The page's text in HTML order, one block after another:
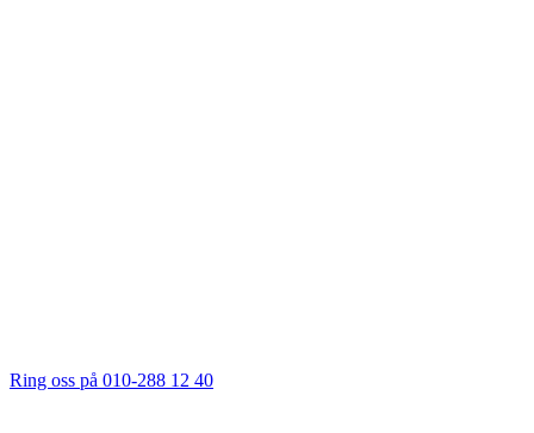
Ring oss på 010-288 12 40